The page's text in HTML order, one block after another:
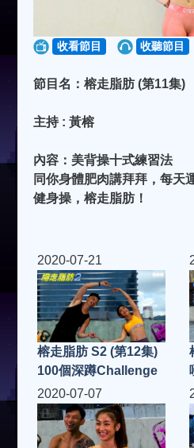
收看節目 收聽節目
節目名：榕走脂肪 (第11集)
主持 : 黃榕
內容：美背操十式練習法
同你身體肥肉講拜拜，每天
健身操，榕走脂肪！
2020-07-21
榕走脂肪 S2 (第12集)
100個深蹲Challenge
2020-07-07